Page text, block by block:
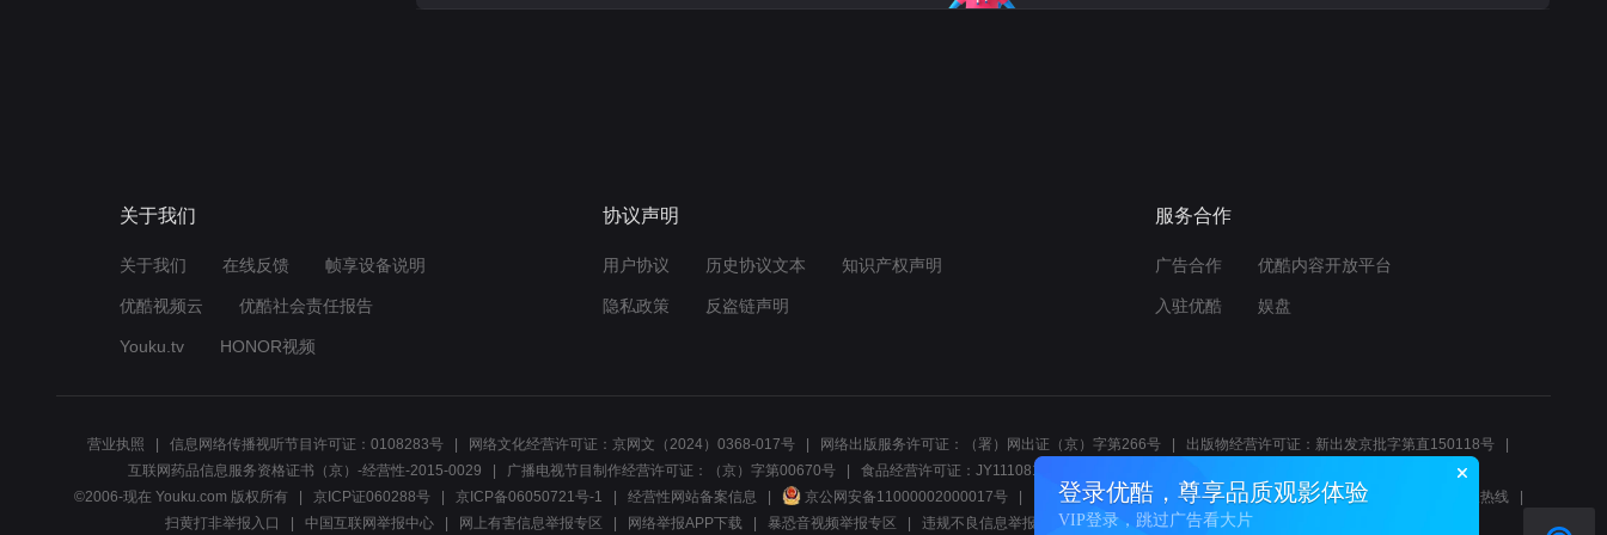
登录优酷，尊享品质观影体验
VIP登录，跳过广告看大片
关于我们
关于我们 在线反馈 帧享设备说明
优酷视频云 优酷社会责任报告
Youku.tv HONOR视频
协议声明
用户协议 历史协议文本 知识产权声明
隐私政策 反盗链声明
服务合作
广告合作 优酷内容开放平台
入驻优酷 娱盘
营业执照 信息网络传播视听节目许可证：0108283号 网络文化经营许可证：京网文（2024）0368-017号 网络出版服务许可证：（署）网出证（京）字第266号
出版物经营许可证：新出发京批字第直150118号
互联网药品信息服务资格证书（京）-经营性-2015-0029
广播电视节目制作经营许可证：（京）字第00670号 食品经营许可证：JY11108122976214
©2006-现在 Youku.com 版权所有
京ICP证060288号 京ICP备06050721号-1 经营性网站备案信息 京公网安备11000002000017号 网络110报警服务 北京互联网举报中心
北京12345文化市场举报热线
扫黄打非举报入口
中国互联网举报中心 网上有害信息举报专区 网络举报APP下载 暴恐音视频举报专区 违规不良信息举报:电话4008100580、邮箱youkujubao@service.alibaba.com